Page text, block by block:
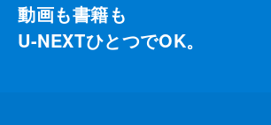
動画も書籍も
U-NEXTひとつでOK。